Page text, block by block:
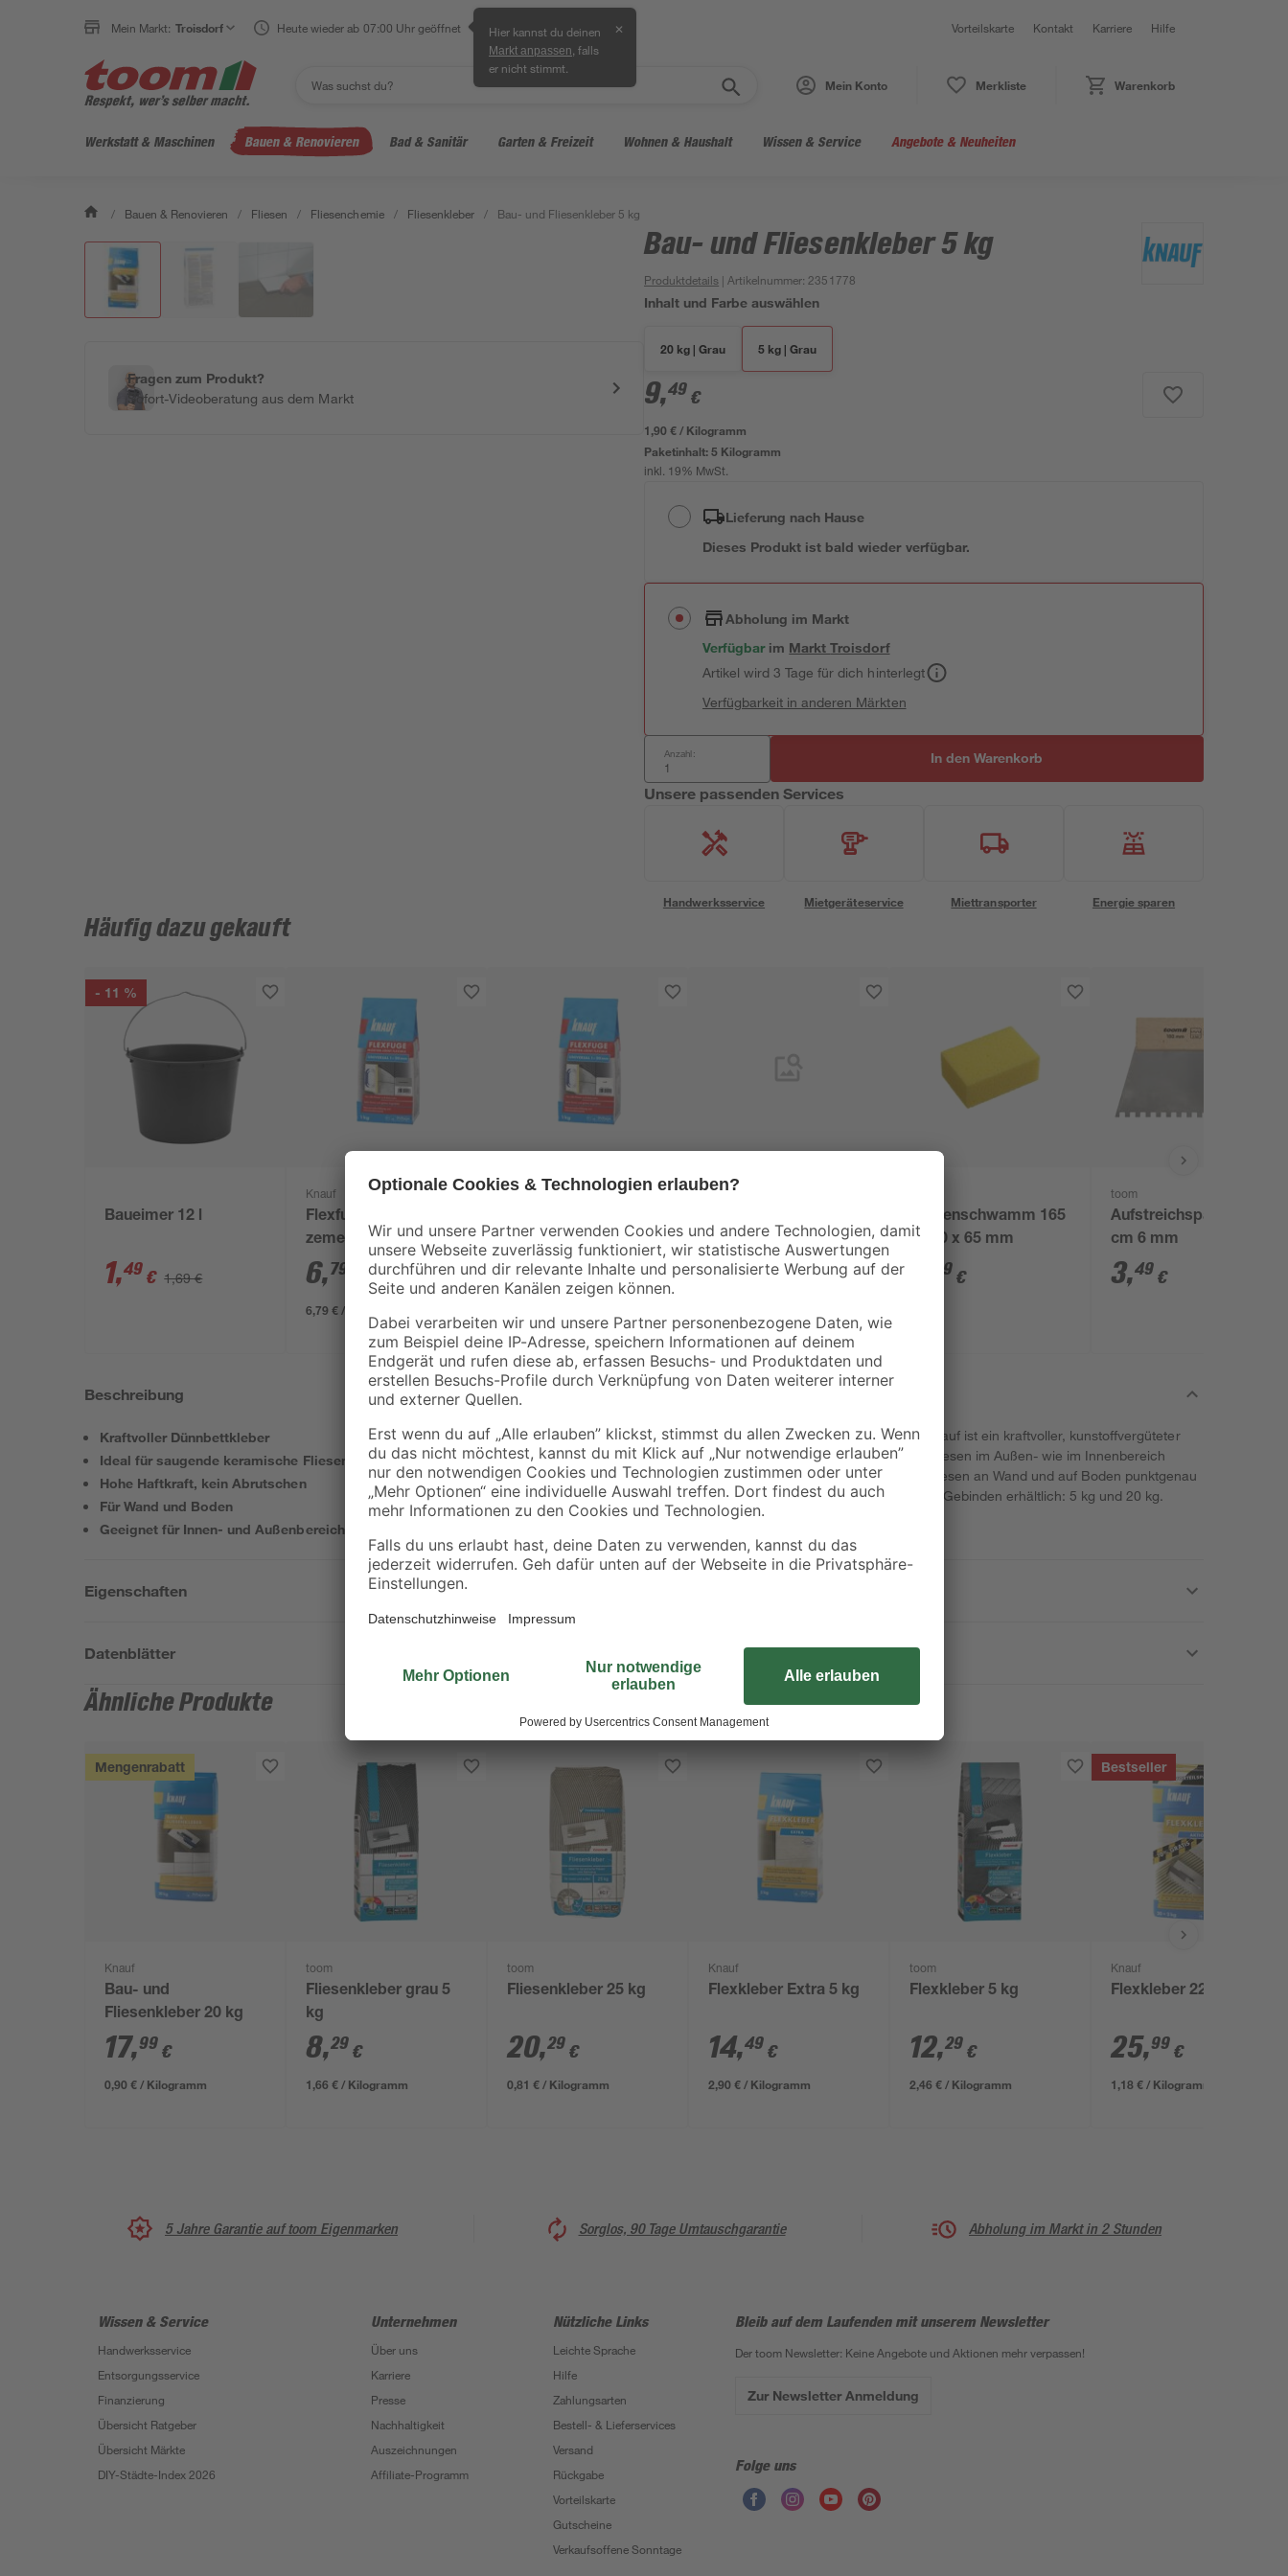
Mein Markt: Troisdorf Heute wieder ab 07:00 Uhr geöffnet Hier kannst du deinen
Markt anpassen , falls
er nicht stimmt.
✕ Vorteilskarte Kontakt Karriere Hilfe
Mein Konto Merkliste Warenkorb
Werkstatt & Maschinen Bauen & Renovieren Bad & Sanitär Garten & Freizeit Wohnen & Haushalt Wissen & Service Angebote & Neuheiten
/ Bauen & Renovieren / Fliesen / Fliesenchemie / Fliesenkleber / Bau- und Fliesenkleber 5 kg
Fragen zum Produkt?
Sofort-Videoberatung aus dem Markt
Bau- und Fliesenkleber 5 kg
Produktdetails | Artikelnummer: 2351778
Inhalt und Farbe auswählen
20 kg | Grau 5 kg | Grau
9,49 €
1,90 € / Kilogramm
Paketinhalt:5 Kilogramm
inkl. 19% MwSt.
Lieferung nach Hause
Dieses Produkt ist bald wieder verfügbar.
Abholung im Markt
Verfügbar im MarktTroisdorf
Artikel wird 3 Tage für dich hinterlegt
Verfügbarkeit in anderen Märkten
Anzahl: In den Warenkorb
Unsere passenden Services
Handwerksservice Mietgeräteservice Miettransporter Energie sparen
Häufig dazu gekauft
- 11 %
Baueimer 12 l
1,49 € 1,69 €
Knauf
Flexfuge 'Universal'
zementgrau 1 kg
6,79
6,79 € / Kilogramm
weiß 1 kg
6,79€
silbergrau 1 kg
6,79€
Fliesenschwamm 165
x 110 x 65 mm
49 €
toom
Aufstreichspachtel 18
cm 6 mm
3,49 €
Beschreibung
Kraftvoller Dünnbettkleber
Ideal für saugende keramische Fliesen
Hohe Haftkraft, kein Abrutschen
Für Wand und Boden
Geeignet für Innen- und Außenbereich
Der hochwertige Bau- und Fliesenkleber von Knauf ist ein kraftvoller, kunstoffvergüteter
Dünnbettkleber, der sich ideal für keramische Fliesen im Außen- wie im Innenbereich
eignet. Dank seiner hohen Klebekraft können Fliesen an Wand und auf Boden punktgenau
geklebt werden. Er ist in unterschiedlich großen Gebinden erhältlich: 5 kg und 20 kg.
Eigenschaften
Datenblätter
Ähnliche Produkte
Mengenrabatt
Knauf
Bau- und
Fliesenkleber 20 kg
17,99 €
0,90 € / Kilogramm
toom
Fliesenkleber grau 5
kg
8,29 €
1,66 € / Kilogramm
toom
Fliesenkleber 25 kg
20,29 €
0,81 € / Kilogramm
Knauf
Flexkleber Extra 5 kg
14,49 €
2,90 € / Kilogramm
toom
Flexkleber 5 kg
12,29 €
2,46 € / Kilogramm
Bestseller
Knauf
Flexkleber 22 kg
25,99 €
1,18 € / Kilogramm
5 Jahre Garantie auf toom Eigenmarken Sorglos, 90 Tage Umtauschgarantie Abholung im Markt in 2 Stunden
Wissen & Service
Handwerksservice
Entsorgungsservice
Finanzierung
Übersicht Ratgeber
Übersicht Märkte
DIY-Städte-Index 2026
Unternehmen
Über uns
Karriere
Presse
Nachhaltigkeit
Auszeichnungen
Affiliate-Programm
Nützliche Links
Leichte Sprache
Hilfe
Zahlungsarten
Bestell- & Lieferservices
Versand
Rückgabe
Vorteilskarte
Gutscheine
Verkaufsoffene Sonntage
Bleib auf dem Laufenden mit unserem Newsletter
Der toom Newsletter: Keine Angebote und Aktionen mehr verpassen!
Zur Newsletter Anmeldung
Folge uns